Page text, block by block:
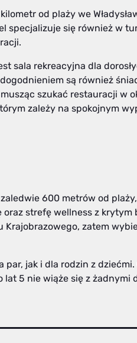
od plaży we
specjalizuje się również w
sala rekreacyjna dla
są również
szukać restauracji w
zależy na spokojnym
zaledwie 600 metrów od
strefę wellness z
Krajobrazowego, zatem
par, jak i dla rodzin z
5 nie wiąże się z żadnymi